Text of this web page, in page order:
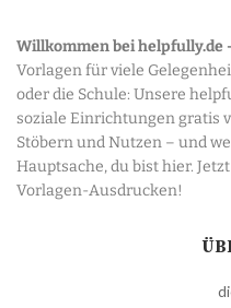
Willkommen bei helpfully.de
Vorlagen für viele
oder die Schule: Unsere
soziale Einrichtungen gratis
Stöbern und Nutzen – und
Hauptsache, du bist hier.
Vorlagen-Ausdrucken!